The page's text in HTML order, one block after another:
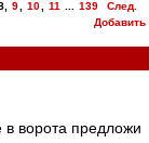
, 9 10 11 139
След.
Добавить
в ворота предложи